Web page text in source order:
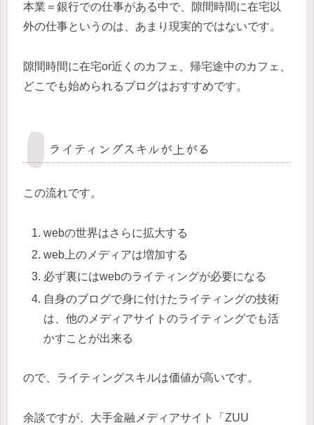
本業＝銀行での仕事がある中で、隙間時間に在宅以
外の仕事というのは、あまり現実的ではないです。
隙間時間に在宅or近くのカフェ、帰宅途中のカフェ、
どこでも始められるブログはおすすめです。
ライティングスキルが上がる
この流れです。
webの世界はさらに拡大する
web上のメディアは増加する
必ず裏にはwebのライティングが必要になる
自身のブログで身に付けたライティングの技術
は、他のメディアサイトのライティングでも活
かすことが出来る
ので、ライティングスキルは価値が高いです。
余談ですが、大手金融メディアサイト「ZUU